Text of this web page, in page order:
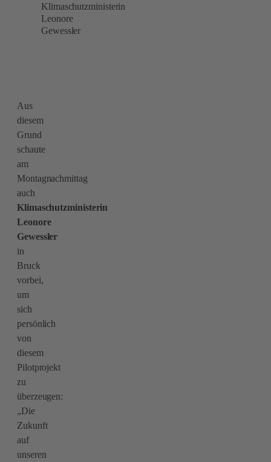
Klimaschutzministerin
Leonore
Gewessler
Aus
diesem
Grund
schaute
am
Montagnachmittag
auch
Klimaschutzministerin
Leonore
Gewessler
in
Bruck
vorbei,
um
sich
persönlich
von
diesem
Pilotprojekt
zu
überzeugen:
„Die
Zukunft
auf
unseren